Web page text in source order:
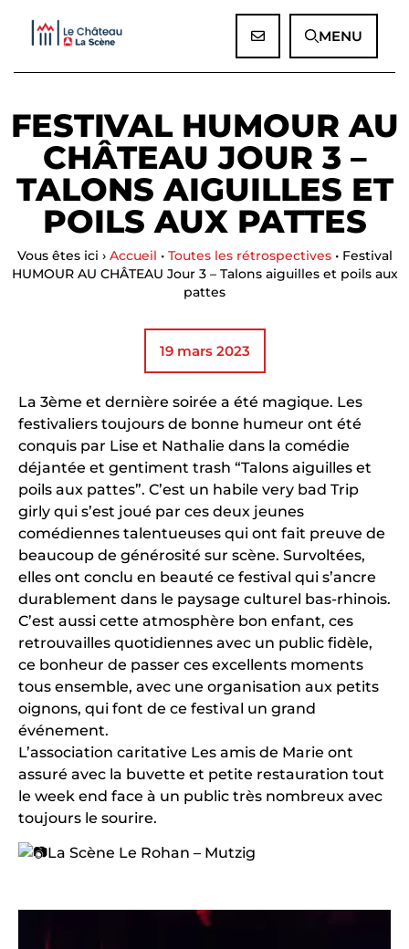
MENU
FESTIVAL HUMOUR AU
CHÂTEAU JOUR 3 –
TALONS AIGUILLES ET
POILS AUX PATTES
Vous êtes ici › Accueil • Toutes les rétrospectives• Festival
HUMOUR AU CHÂTEAU Jour 3 – Talons aiguilles et poils aux
pattes
19 mars 2023
La 3ème et dernière soirée a été magique. Les
festivaliers toujours de bonne humeur ont été
conquis par Lise et Nathalie dans la comédie
déjantée et gentiment trash “Talons aiguilles et
poils aux pattes”. C’est un habile very bad Trip
girly qui s’est joué par ces deux jeunes
comédiennes talentueuses qui ont fait preuve de
beaucoup de générosité sur scène. Survoltées,
elles ont conclu en beauté ce festival qui s’ancre
durablement dans le paysage culturel bas-rhinois.
C’est aussi cette atmosphère bon enfant, ces
retrouvailles quotidiennes avec un public fidèle,
ce bonheur de passer ces excellents moments
tous ensemble, avec une organisation aux petits
oignons, qui font de ce festival un grand
événement.
L’association caritative Les amis de Marie ont
assuré avec la buvette et petite restauration tout
le week end face à un public très nombreux avec
toujours le sourire.
La Scène Le Rohan – Mutzig
Panneau de gestion des cookies